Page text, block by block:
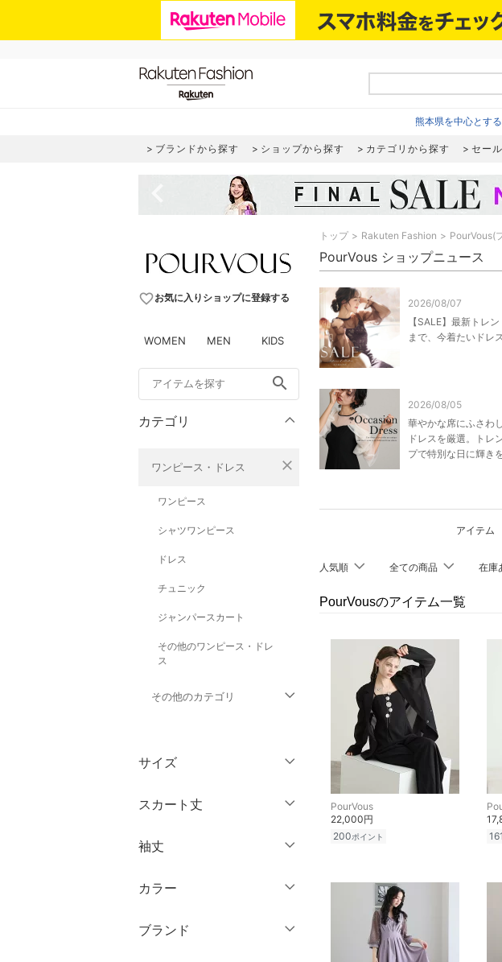
熊本県を中心とす
ブランドから探す ショップから探す カテゴリから探す セー
favorite_borderお気に入りショップに登録する
WOMEN MEN KIDS
search
カテゴリ
ワンピース・ドレス close
ワンピース
シャツワンピース
ドレス
チュニック
ジャンパースカート
その他のワンピース・ドレ
ス
その他のカテゴリ
ジャケット・アウター
パンツ
スカート
オールインワン・オーバ
バッグ
サイズ
ウェア（S/M/L）
M
XL
スカート丈
ミニ丈・ショート丈
膝丈・ミディ丈
ロング丈・マキシ丈
袖丈
ノースリーブ
半袖
カラー
ブランド
トップ Rakuten Fashion PourVous(
PourVous ショップニュース
2026/08/07
【SALE】最新トレ
まで、今着たいドレ
2026/08/05
華やかな席にふさわ
ドレスを厳選。トレ
プで特別な日に輝き
アイテム
人気順 全ての商品 在庫
PourVousのアイテム一覧
PourVous
22,000円
200ポイント
161